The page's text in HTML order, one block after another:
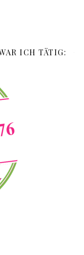
ICH TÄTIG: